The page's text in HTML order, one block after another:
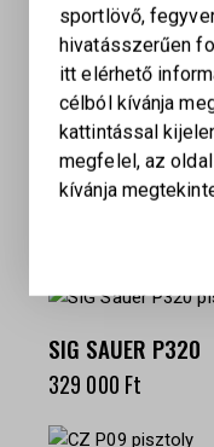
KAPCSOLÓDÓ
BROWNING HIGH
SIG SAUER P320
329 000 Ft
sportlövő,
hivatásszerűen
itt elérhető
célból kívánja
kattintással
megfelel, az
kívánja